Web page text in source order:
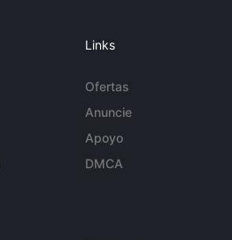
Links
Ofertas
Anuncie
Apoyo
DMCA